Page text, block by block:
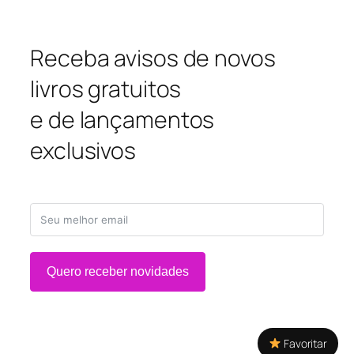
Receba avisos de novos
livros gratuitos
e de lançamentos
exclusivos
Quero receber novidades
Favoritar